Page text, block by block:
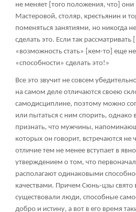
не меняет [того положения, что] они
Мастеровой, столяр, крестьянин и
поменяться занятиями, но никогда
сделать это. Если так рассматривать
«возможность стать» [кем-то] еще
«способности» сделать это!»
Все это звучит не совсем
на самом деле отличаются своею
самодисциплине, поэтому можно
или пытаться с ним спорить, однако
признать, что мужчины,
которых он говорит, встречаются
отличие тем не менее вступает в
утверждением о том, что
располагают одинаковыми
качествами. Причем Сюнь-цзы свято
существовали люди, способные
добро и истину, а вот в его время